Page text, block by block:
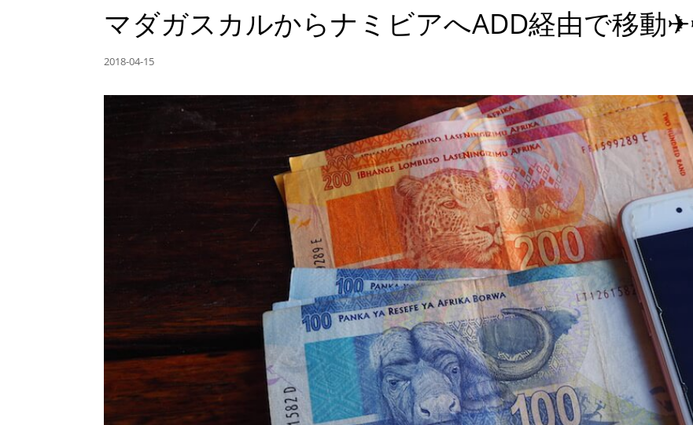
マダガスカルからナミビアへADD経由で移動
2018-04-15